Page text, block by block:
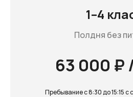
1–4
Полдня без
63 000 ₽
Пребывание с 8:30 до 15:15 с